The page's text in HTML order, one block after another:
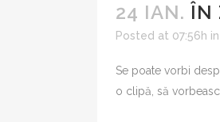
24 IAN. ÎN
Posted at 07:56h in
Se poate vorbi
o clipă, să